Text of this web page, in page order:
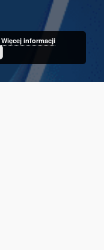
Więcej informacji